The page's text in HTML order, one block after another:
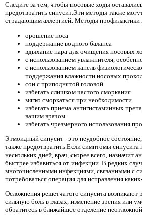
Следите за тем, чтобы носовые ходы
предотвратить синусит.Эти методы также
страдающим аллергией. Методы профилактики
орошение носа
поддержание водного баланса
вдыхание пара для очищения носовых
с использованием увлажнителя,
с использованием капель
поддержания влажности носовых
сон с приподнятой головой
избегать слишком частого сморкания
мягко сморкаться при необходимости
избегать приема антигистаминных
вашим врачом
избегать чрезмерного использования
Этмоидный синусит - это неудобное
также предотвратить.Если симптомы
нескольких дней, врач, скорее всего, назначит
быстрее избавиться от инфекции. В редких
многочисленными инфекциями, связанными с
потребоваться операция для исправления
Осложнения решетчатого синусита возникают
сильную боль в глазах, изменение зрения или
обратитесь в ближайшее отделение